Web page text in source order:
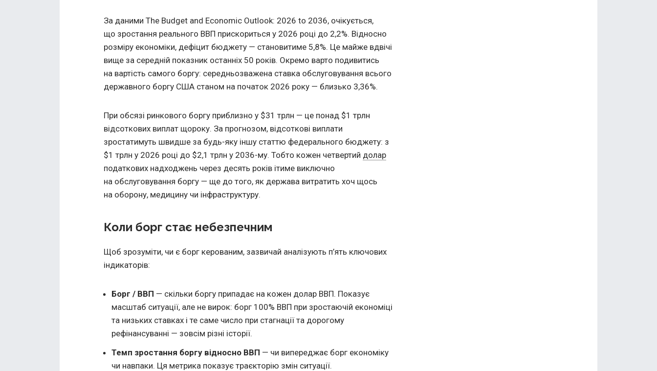
За даними The Budget and Economic Outlook: 2026 to 2036, очікується,
що зростання реального ВВП прискориться у 2026 році до 2,2%. Відносно
розміру економіки, дефіцит бюджету — становитиме 5,8%. Це майже вдвічі
вище за середній показник останніх 50 років. Окремо варто подивитись
на вартість самого боргу: середньозважена ставка обслуговування всього
державного боргу США станом на початок 2026 року — близько 3,36%.
При обсязі ринкового боргу приблизно у $31 трлн — це понад $1 трлн
відсоткових виплат щороку. За прогнозом, відсоткові виплати
зростатимуть швидше за будь-яку іншу статтю федерального бюджету: з
$1 трлн у 2026 році до $2,1 трлн у 2036-му. Тобто кожен четвертий долар
податкових надходжень через десять років ітиме виключно
на обслуговування боргу — ще до того, як держава витратить хоч щось
на оборону, медицину чи інфраструктуру.
Коли борг стає небезпечним
Щоб зрозуміти, чи є борг керованим, зазвичай аналізують п’ять ключових
індикаторів:
Борг / ВВП — скільки боргу припадає на кожен долар ВВП. Показує
масштаб ситуації, але не вирок: борг 100% ВВП при зростаючій економіці
та низьких ставках і те саме число при стагнації та дорогому
рефінансуванні — зовсім різні історії.
Темп зростання боргу відносно ВВП — чи випереджає борг економіку
чи навпаки. Ця метрика показує траєкторію змін ситуації.